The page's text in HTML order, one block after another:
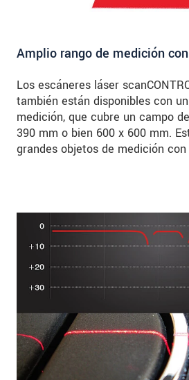
Amplio rango de medición
Los escáneres láser
también están disponibles con
medición, que cubre un campo
390 mm o bien 600 x 600 mm.
grandes objetos de medición